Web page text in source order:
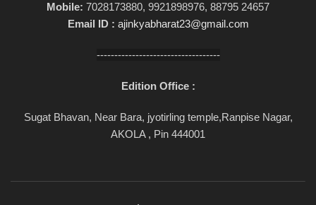
Mobile: 7028173880, 9921898976, 88795 24657
Email ID : ajinkyabharat23@gmail.com
-----------------------------------
Edition Office :
Sugat Bhavan, Near Bara, jyotirling temple,Ranpise Nagar,
AKOLA , Pin 444001